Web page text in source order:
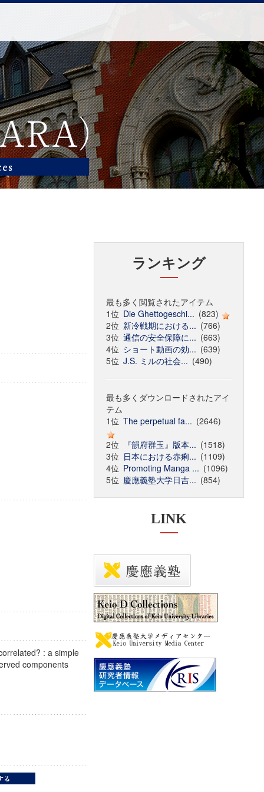
: a simple
components
ランキング
最も多く閲覧されたアイテム
1位 Die Ghettogeschi... (823)
2位 新冷戦期における... (766)
3位 通信の安全保障に... (663)
4位 ショート動画の効... (639)
5位 J.S. ミルの社会... (490)
最も多くダウンロードされたアイ
テム
1位 The perpetual fa... (2646)
2位
『韻府群玉』版本... (1518)
3位 日本における赤痢... (1109)
4位 Promoting Manga ... (1096)
5位 慶應義塾大学日吉... (854)
LINK